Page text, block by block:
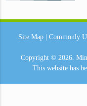
Site Map Commonly
Copyright © 2026.
This website has